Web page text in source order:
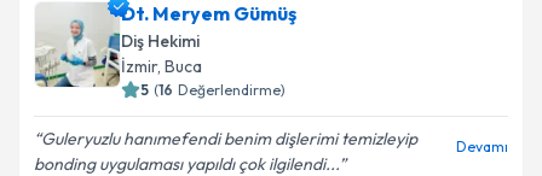
Dt. Meryem Gümüş
Diş Hekimi
İzmir, Buca
5 (16 Değerlendirme)
Guleryuzlu hanımefendi benim dişlerimi temizleyip
bonding uygulaması yapıldı çok ilgilendi...
Devamı